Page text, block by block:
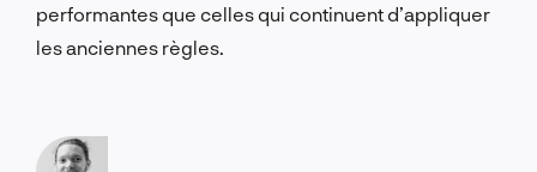
performantes que celles qui continuent d’appliquer
les anciennes règles.